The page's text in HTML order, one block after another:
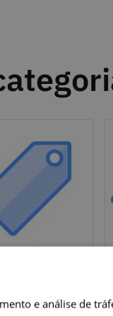
Artigo
e análise de